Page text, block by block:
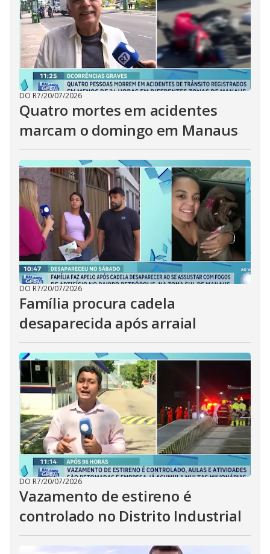
DO R7/20/07/2026
Quatro mortes em acidentes
marcam o domingo em Manaus
DO R7/20/07/2026
Família procura cadela
desaparecida após arraial
DO R7/20/07/2026
Vazamento de estireno é
controlado no Distrito Industrial